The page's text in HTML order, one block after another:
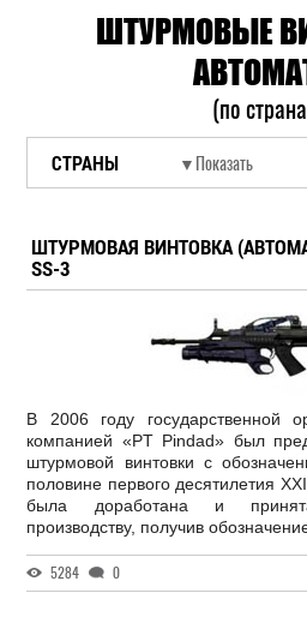
ШТУРМОВЫЕ
(по
СТРАНЫ
ШТУРМОВАЯ ВИНТОВКА
SS-3
В 2006 году государственной
компанией «PT Pindad» был
штурмовой винтовки с
половине первого десятилетия
была доработана и
производству, получив
5284 0